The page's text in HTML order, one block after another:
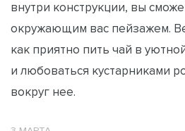
внутри конструкции, вы
окружающим вас пейзажем.
как приятно пить чай в
и любоваться кустарниками
вокруг нее.